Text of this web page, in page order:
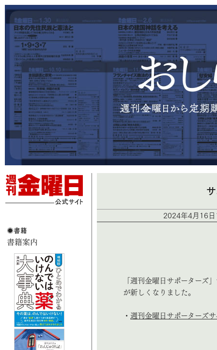
2024年4月16
「週刊金曜日サポーターズ
が新しくなりました。
・ 週刊金曜日サポーターズサ